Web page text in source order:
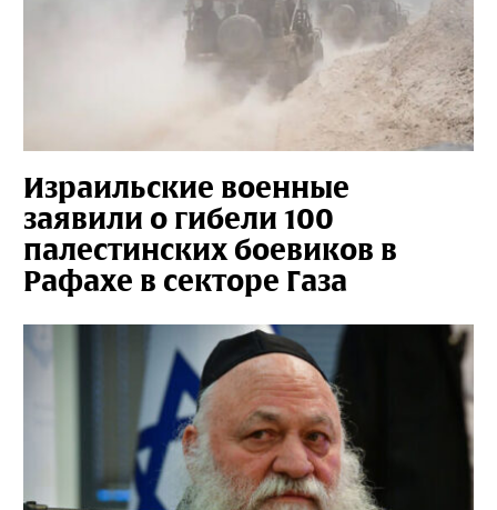
Израильские военные
заявили о гибели 100
палестинских боевиков в
Рафахе в секторе Газа